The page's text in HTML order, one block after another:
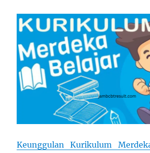
Keunggulan Kurikulum